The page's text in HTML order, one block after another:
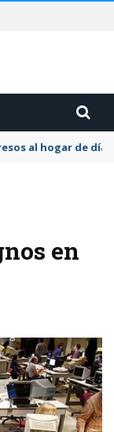
al hogar de día
en